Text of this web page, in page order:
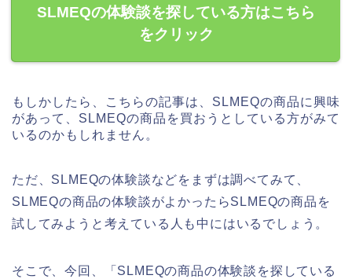
SLMEQの体験談を探している方はこちら
をクリック
もしかしたら、こちらの記事は、SLMEQの商品に興味
があって、SLMEQの商品を買おうとしている方がみて
いるのかもしれません。
ただ、SLMEQの体験談などをまずは調べてみて、
SLMEQの商品の体験談がよかったらSLMEQの商品を
試してみようと考えている人も中にはいるでしょう。
そこで、今回、「SLMEQの商品の体験談を探している